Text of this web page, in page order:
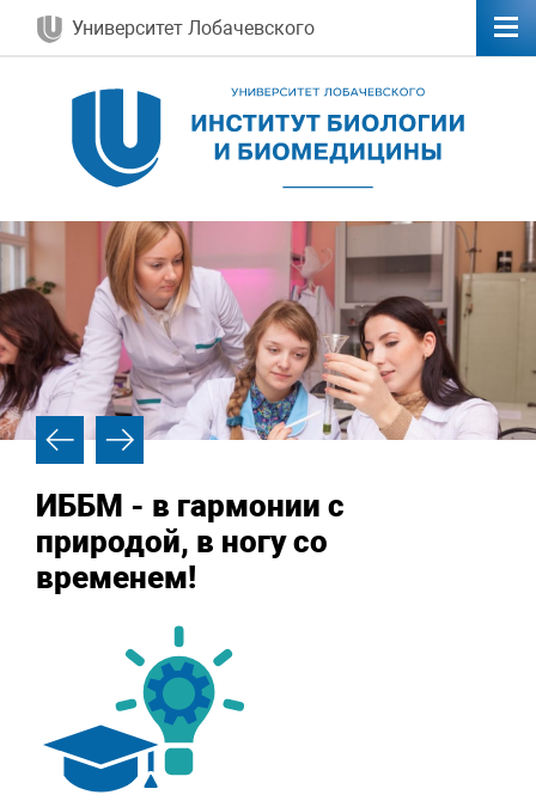
Университет Лобачевского
ИББМ - в гармонии с
природой, в ногу со
временем!